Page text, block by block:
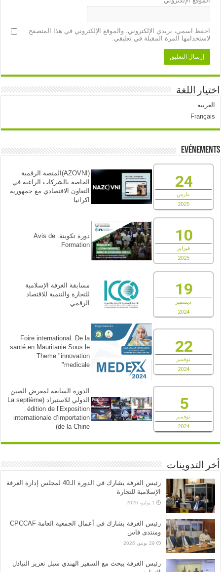
احفظ اسمي، بريدي الإلكتروني، والموقع الإلكتروني في هذا المتصفح
لاستخدامها المرة المقبلة في تعليقي.
اختيار اللغة
العربية
Français
Evénements
24
مارس
2025
(AZOVNI)المنصة الرقمية
الخاصة بالشركات الراغبة في
التعاون الاقتصادي مع جمهورية
اكرانيا
10
فبراير
2025
دورة تكوينة. Avis de
Formation
19
ديسمبر
2024
مسابقة الغرفة الإسلامية
للتجارة والتنمية للاقتصاد
الرقمي.
22
نوفمبر
2024
Foire international. De la
santé en Mauritanie Sous le
Theme "innovation
medicale"
5
نوفمبر
2024
الدورة السابعة لمعرض الصين
الدولي للاستيراد (La septième
édition de l’Exposition
internationale d’importation
de la Chine)
أخر التدوينات
رئيس الغرفة يشارك في الدورة الـ40 لمجلس إدارة الغرفة
الإسلامية للتجارة
1 يوليو، 2026
رئيس الغرفة يشارك في أعمال الجمعية العامة CPCCAF
ومنتدى فاس
29 يونيو، 2026
رئيس الغرفة يبحث مع السفير الهندي سبل تعزيز التبادل